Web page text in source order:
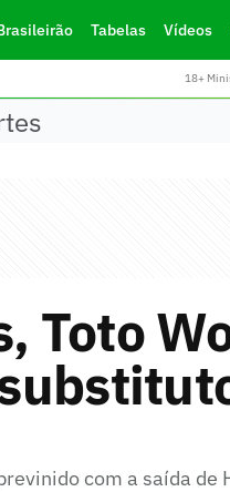
Tabelas Vídeos
18+
Toto
com a saída de